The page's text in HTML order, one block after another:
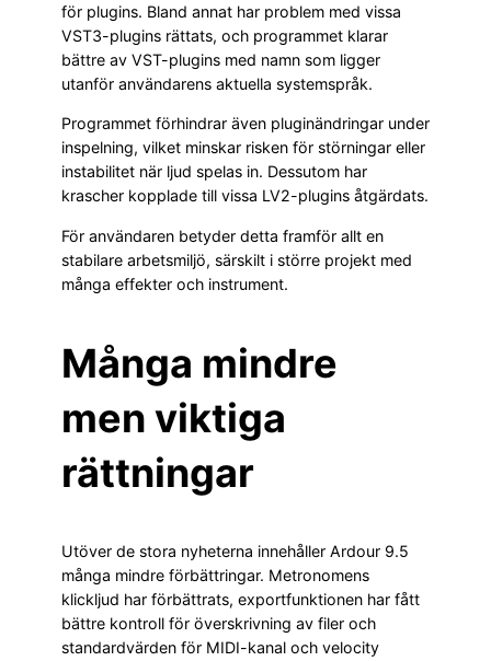
för plugins. Bland annat har problem med vissa
VST3-plugins rättats, och programmet klarar
bättre av VST-plugins med namn som ligger
utanför användarens aktuella systemspråk.
Programmet förhindrar även pluginändringar under
inspelning, vilket minskar risken för störningar eller
instabilitet när ljud spelas in. Dessutom har
krascher kopplade till vissa LV2-plugins åtgärdats.
För användaren betyder detta framför allt en
stabilare arbetsmiljö, särskilt i större projekt med
många effekter och instrument.
Många mindre
men viktiga
rättningar
Utöver de stora nyheterna innehåller Ardour 9.5
många mindre förbättringar. Metronomens
klickljud har förbättrats, exportfunktionen har fått
bättre kontroll för överskrivning av filer och
standardvärden för MIDI-kanal och velocity